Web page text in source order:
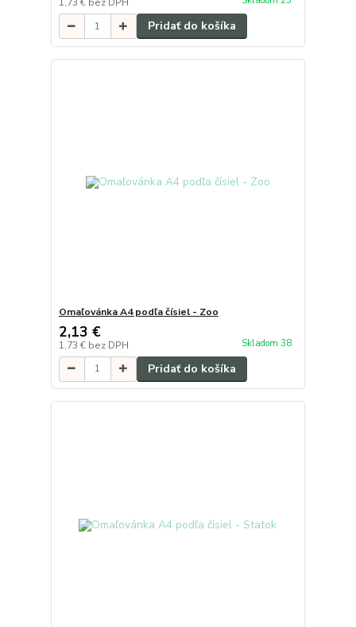
Pridať do košíka
Omaľovánka A4 podľa čísiel - Zoo
2,13 €
1,73 € bez DPH Skladom 38
Pridať do košíka